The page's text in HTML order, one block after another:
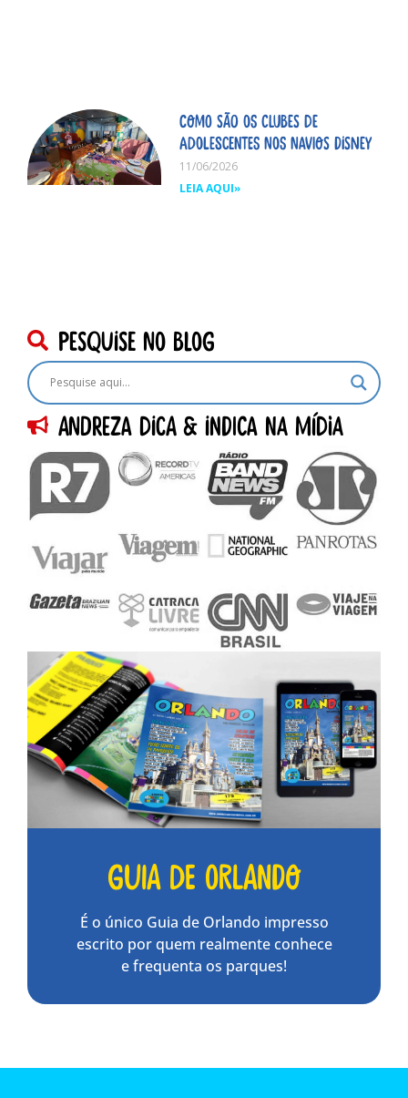
Como são os clubes de
adolescentes nos navios Disney
11/06/2026
LEIA AQUI»
pesquise no blog
Andreza dica & indica na Mídia
Guia de Orlando
É o único Guia de Orlando impresso
escrito por quem realmente conhece
e frequenta os parques!